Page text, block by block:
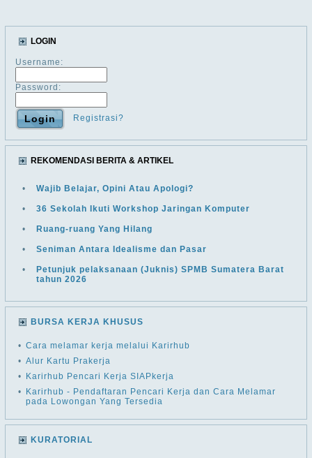
LOGIN
Username:
Password:
Registrasi?
REKOMENDASI BERITA & ARTIKEL
• Wajib Belajar, Opini Atau Apologi?
• 36 Sekolah Ikuti Workshop Jaringan Komputer
• Ruang-ruang Yang Hilang
• Seniman Antara Idealisme dan Pasar
•
Petunjuk pelaksanaan (Juknis) SPMB Sumatera Barat
tahun 2026
BURSA KERJA KHUSUS
• Cara melamar kerja melalui Karirhub
• Alur Kartu Prakerja
•
Karirhub Pencari Kerja SIAPkerja
•
Karirhub - Pendaftaran Pencari Kerja dan Cara Melamar
pada Lowongan Yang Tersedia
KURATORIAL